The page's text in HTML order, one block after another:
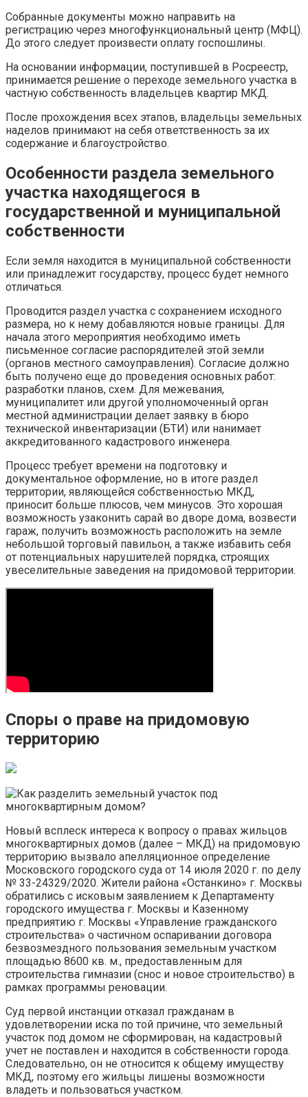
Собранные документы можно направить на
регистрацию через многофункциональный центр (МФЦ).
До этого следует произвести оплату госпошлины.
На основании информации, поступившей в Росреестр,
принимается решение о переходе земельного участка в
частную собственность владельцев квартир МКД.
После прохождения всех этапов, владельцы земельных
наделов принимают на себя ответственность за их
содержание и благоустройство.
Особенности раздела земельного
участка находящегося в
государственной и муниципальной
собственности
Если земля находится в муниципальной собственности
или принадлежит государству, процесс будет немного
отличаться.
Проводится раздел участка с сохранением исходного
размера, но к нему добавляются новые границы. Для
начала этого мероприятия необходимо иметь
письменное согласие распорядителей этой земли
(органов местного самоуправления). Согласие должно
быть получено еще до проведения основных работ:
разработки планов, схем. Для межевания,
муниципалитет или другой уполномоченный орган
местной администрации делает заявку в бюро
технической инвентаризации (БТИ) или нанимает
аккредитованного кадастрового инженера.
Процесс требует времени на подготовку и
документальное оформление, но в итоге раздел
территории, являющейся собственностью МКД,
приносит больше плюсов, чем минусов. Это хорошая
возможность узаконить сарай во дворе дома, возвести
гараж, получить возможность расположить на земле
небольшой торговый павильон, а также избавить себя
от потенциальных нарушителей порядка, строящих
увеселительные заведения на придомовой территории.
Споры о праве на придомовую
территорию
Новый всплеск интереса к вопросу о правах жильцов
многоквартирных домов (далее – МКД) на придомовую
территорию вызвало апелляционное определение
Московского городского суда от 14 июля 2020 г. по делу
№ 33-24329/2020. Жители района «Останкино» г. Москвы
обратились с исковым заявлением к Департаменту
городского имущества г. Москвы и Казенному
предприятию г. Москвы «Управление гражданского
строительства» о частичном оспаривании договора
безвозмездного пользования земельным участком
площадью 8600 кв. м., предоставленным для
строительства гимназии (снос и новое строительство) в
рамках программы реновации.
Суд первой инстанции отказал гражданам в
удовлетворении иска по той причине, что земельный
участок под домом не сформирован, на кадастровый
учет не поставлен и находится в собственности города.
Следовательно, он не относится к общему имуществу
МКД, поэтому его жильцы лишены возможности
владеть и пользоваться участком.